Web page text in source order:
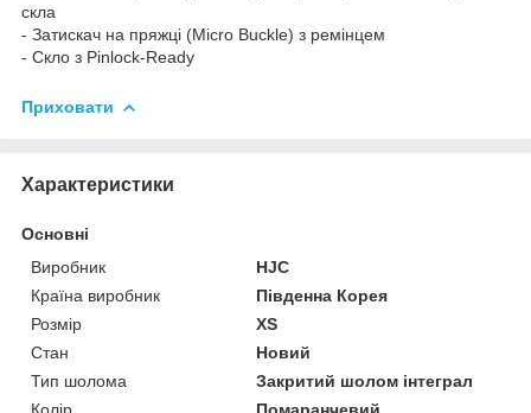
скла
- Затискач на пряжці (Micro Buckle) з ремінцем
- Скло з Pinlock-Ready
Приховати
Характеристики
Основні
Виробник
HJC
Країна виробник
Південна Корея
Розмір
XS
Стан
Новий
Тип шолома
Закритий шолом інтеграл
Колір
Помаранчевий